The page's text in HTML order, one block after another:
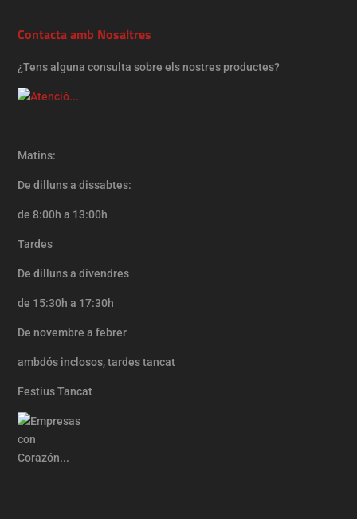
Contacta amb Nosaltres
¿Tens alguna consulta sobre els nostres productes?
Matins:
De dilluns a dissabtes:
de 8:00h a 13:00h
Tardes
De dilluns a divendres
de 15:30h a 17:30h
De novembre a febrer
ambdós inclosos,tardes tancat
Festius Tancat